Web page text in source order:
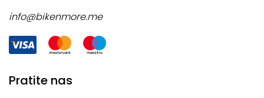
info@bikenmore.me
Pratite nas